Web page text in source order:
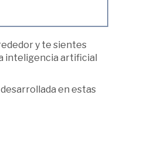
y te sientes
inteligencia artificial
en estas